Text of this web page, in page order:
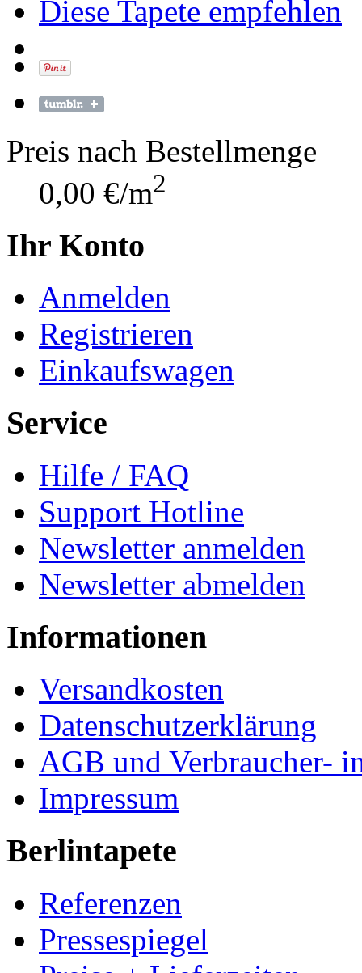
Diese Tapete empfehlen
Preis nach Bestellmenge
0,00 €/m2
Ihr Konto
Anmelden
Registrieren
Einkaufswagen
Service
Hilfe / FAQ
Support Hotline
Newsletter anmelden
Newsletter abmelden
Informationen
Versandkosten
Datenschutzerklärung
AGB und Verbraucher-
Impressum
Berlintapete
Referenzen
Pressespiegel